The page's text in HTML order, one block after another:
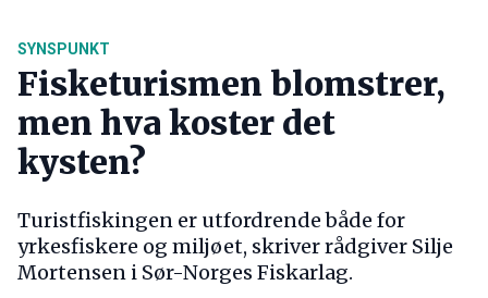
SYNSPUNKT
Fisketurismen blomstrer,
men hva koster det
kysten?
Turistfiskingen er utfordrende både for
yrkesfiskere og miljøet, skriver rådgiver Silje
Mortensen i Sør-Norges Fiskarlag.